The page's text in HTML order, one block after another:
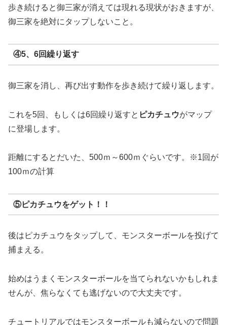
歩き続けると御三家が消えては現れる現状がおきますが、
御三家を絶対にタップしないこと。
④5、6回繰り返す
御三家を消し、再び出す動作を歩き続けて繰り返します。
これを5回、もしくは6回繰り返すと ピカチュウがマップ
に登場します。
距離にするとだいた、500ｍ～600ｍぐらいです。※1回が
100ｍの計算
⑤ピカチュウをゲット！！
後はピカチュウをタップして、モンスターボールを投げて
捕まえる。
始めはうまくモンスターボールを当てられないかもしれま
せんが、焦らなくても逃げないので大丈夫です。
チュートリアルではモンスターボールも減らないので問題